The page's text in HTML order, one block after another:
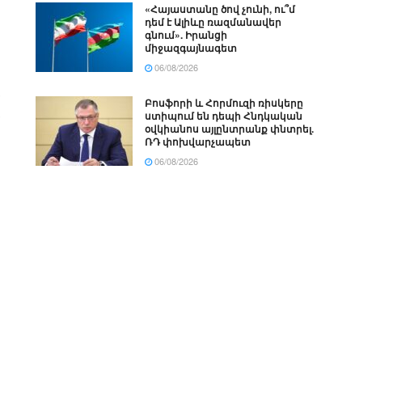
«Հայաստանը ծով չունի, ու՞մ
դեմ է Ալիևը ռազմանավեր
գնում». Իրանցի
միջազգայնագետ
06/08/2026
Բոսֆորի և Հորմուզի ռիսկերը
ստիպում են դեպի Հնդկական
օվկիանոս այլընտրանք փնտրել.
ՌԴ փոխվարչապետ
06/08/2026